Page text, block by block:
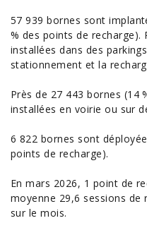
57 939 bornes sont
% des points de recharge).
installées dans des
stationnement et la
Près de 27 443 bornes (14
installées en voirie ou sur
6 822 bornes sont
points de recharge).
En mars 2026, 1 point de
moyenne 29,6 sessions de
sur le mois.